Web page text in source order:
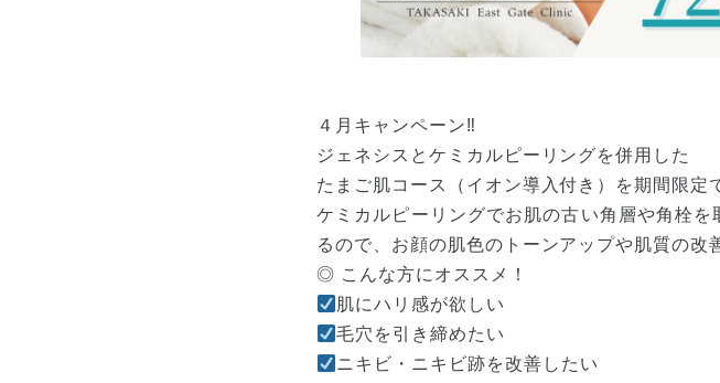
４月キャンペーン‼︎
ジェネシスとケミカルピーリングを併用した
たまご肌コース（イオン導入付き）を期間限定
ケミカルピーリングでお肌の古い角層や角栓
るので、お顔の肌色のトーンアップや肌質の改
◎ こんな方にオススメ！
肌にハリ感が欲しい
毛穴を引き締めたい
ニキビ・ニキビ跡を改善したい